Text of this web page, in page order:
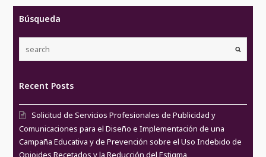
Búsqueda
Recent Posts
Solicitud de Servicios Profesionales de Publicidad y
Comunicaciones para el Diseño e Implementación de una
Campaña Educativa y de Prevención sobre el Uso Indebido de
Opioides Recetados y la Reducción del Estigma